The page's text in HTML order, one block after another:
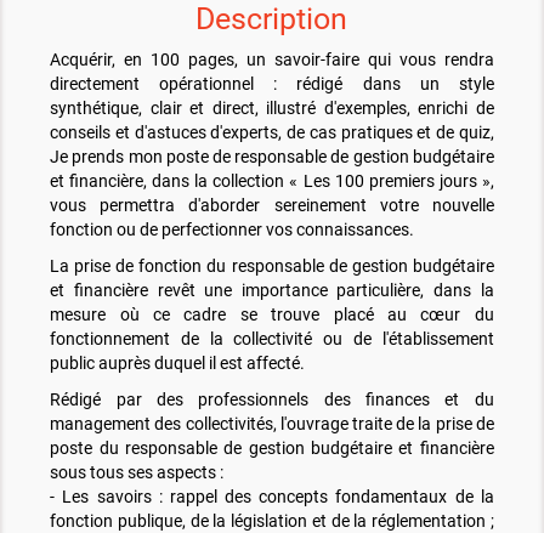
Description
Acquérir, en 100 pages, un savoir-faire qui vous rendra
directement opérationnel : rédigé dans un style
synthétique, clair et direct, illustré d'exemples, enrichi de
conseils et d'astuces d'experts, de cas pratiques et de quiz,
Je prends mon poste de responsable de gestion budgétaire
et financière, dans la collection « Les 100 premiers jours »,
vous permettra d'aborder sereinement votre nouvelle
fonction ou de perfectionner vos connaissances.
La prise de fonction du responsable de gestion budgétaire
et financière revêt une importance particulière, dans la
mesure où ce cadre se trouve placé au cœur du
fonctionnement de la collectivité ou de l'établissement
public auprès duquel il est affecté.
Rédigé par des professionnels des finances et du
management des collectivités, l'ouvrage traite de la prise de
poste du responsable de gestion budgétaire et financière
sous tous ses aspects :
- Les savoirs : rappel des concepts fondamentaux de la
fonction publique, de la législation et de la réglementation ;